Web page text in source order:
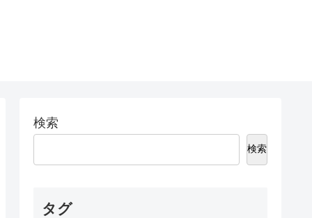
検索
検索
タグ